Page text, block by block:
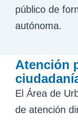
público de
autónoma.
Atención
El Área de
de atención